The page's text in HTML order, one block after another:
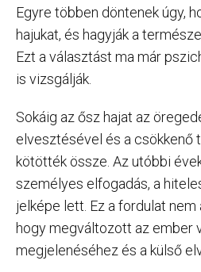
Egyre többen döntenek úgy,
hajukat, és hagyják a
Ezt a választást ma már
is vizsgálják.
Sokáig az ősz hajat az
elvesztésével és a csökkenő
kötötték össze. Az utóbbi
személyes elfogadás, a
jelképe lett. Ez a fordulat nem
hogy megváltozott az ember
megjelenéséhez és a külső